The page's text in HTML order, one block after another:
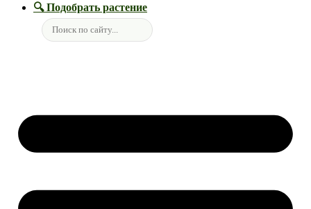
🔍 Подобрать растение